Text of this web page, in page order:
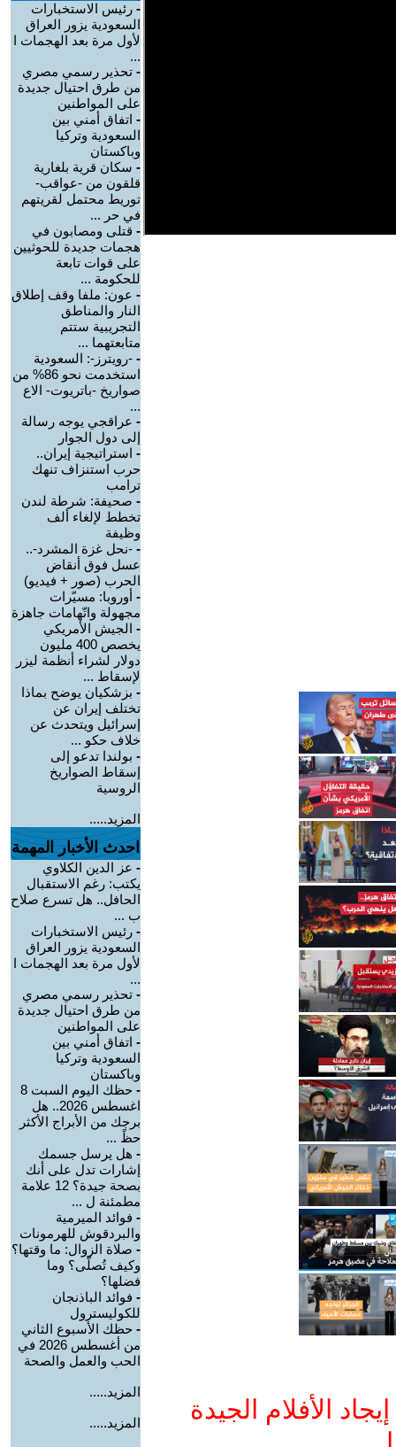
الأفلام الجيدة
- رئيس الاستخبارات
السعودية يزور العراق
لأول مرة بعد الهجمات ا
...
- تحذير رسمي مصري
من طرق احتيال جديدة
على المواطنين
- اتفاق أمني بين
السعودية وتركيا
وباكستان
- سكان قرية بلغارية
قلقون من -عواقب-
توريط محتمل لقريتهم
في حر ...
- قتلى ومصابون في
هجمات جديدة للحوثيين
على قوات تابعة
للحكومة ...
- عون: ملفا وقف إطلاق
النار والمناطق
التجريبية ستتم
متابعتهما ...
- -رويترز-: السعودية
استخدمت نحو 86% من
صواريخ -باتريوت- الاع
...
- عراقجي يوجه رسالة
إلى دول الجوار
- استراتيجية إيران..
حرب استنزاف تنهك
ترامب
- صحيفة: شرطة لندن
تخطط لإلغاء ألف
وظيفة
- -نحل غزة المشرد-..
عسل فوق أنقاض
الحرب (صور + فيديو)
- أوروبا: مسيّرات
مجهولة واتّهامات جاهزة
- الجيش الأمريكي
يخصص 400 مليون
دولار لشراء أنظمة ليزر
لإسقاط ...
- بزشكيان يوضح بماذا
تختلف إيران عن
إسرائيل ويتحدث عن
خلاف حكو ...
- بولندا تدعو إلى
إسقاط الصواريخ
الروسية
المزيد.....
احدث الأخبار المهمة
- عز الدين الكلاوي
يكتب: رغم الاستقبال
الحافل.. هل تسرع صلاح
ب ...
- رئيس الاستخبارات
السعودية يزور العراق
لأول مرة بعد الهجمات ا
...
- تحذير رسمي مصري
من طرق احتيال جديدة
على المواطنين
- اتفاق أمني بين
السعودية وتركيا
وباكستان
-
حظك اليوم السبت 8
اغسطس 2026.. هل
برجك من الأبراج الأكثر
حظً ...
- هل يرسل جسمك
إشارات تدل على أنك
بصحة جيدة؟ 12 علامة
مطمئنة ل ...
- فوائد الميرمية
والبردقوش للهرمونات
- صلاة الزوال: ما وقتها؟
وكيف تُصلّى؟ وما
فضلها؟
- فوائد الباذنجان
للكوليسترول
- حظك الأسبوع الثاني
من أغسطس 2026 في
الحب والعمل والصحة
المزيد.....
المزيد.....